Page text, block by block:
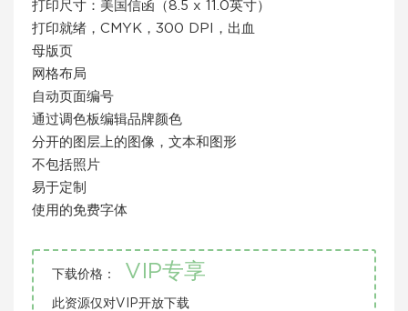
打印尺寸：美国信函（8.5 x 11.0英寸）
打印就绪，CMYK，300 DPI，出血
母版页
网格布局
自动页面编号
通过调色板编辑品牌颜色
分开的图层上的图像，文本和图形
不包括照片
易于定制
使用的免费字体
下载价格： VIP专享
此资源仅对VIP开放下载